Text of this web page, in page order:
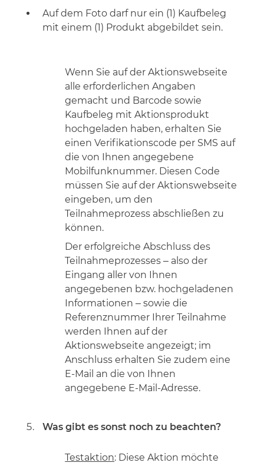
Auf dem Foto darf nur ein (1) Kaufbeleg
mit einem (1) Produkt abgebildet sein.
Wenn Sie auf der Aktionswebseite
alle erforderlichen Angaben
gemacht und Barcode sowie
Kaufbeleg mit Aktionsprodukt
hochgeladen haben, erhalten Sie
einen Verifikationscode per SMS auf
die von Ihnen angegebene
Mobilfunknummer. Diesen Code
müssen Sie auf der Aktionswebseite
eingeben, um den
Teilnahmeprozess abschließen zu
können.
Der erfolgreiche Abschluss des
Teilnahmeprozesses – also der
Eingang aller von Ihnen
angegebenen bzw. hochgeladenen
Informationen – sowie die
Referenznummer Ihrer Teilnahme
werden Ihnen auf der
Aktionswebseite angezeigt; im
Anschluss erhalten Sie zudem eine
E-Mail an die von Ihnen
angegebene E-Mail-Adresse.
Was gibt es sonst noch zu beachten?
Testaktion: Diese Aktion möchte